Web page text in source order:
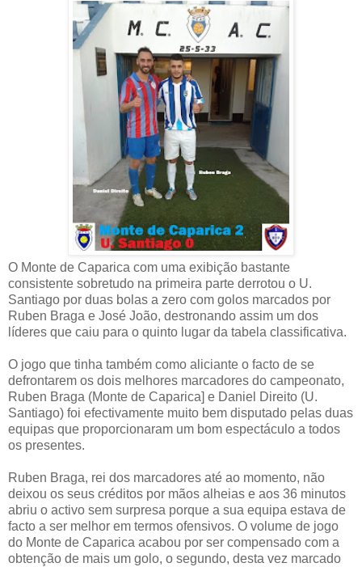
O Monte de Caparica com uma exibição bastante
consistente sobretudo na primeira parte derrotou o U.
Santiago por duas bolas a zero com golos marcados por
Ruben Braga e José João, destronando assim um dos
líderes que caiu para o quinto lugar da tabela classificativa.
O jogo que tinha também como aliciante o facto de se
defrontarem os dois melhores marcadores do campeonato,
Ruben Braga (Monte de Caparica] e Daniel Direito (U.
Santiago) foi efectivamente muito bem disputado pelas duas
equipas que proporcionaram um bom espectáculo a todos
os presentes.
Ruben Braga, rei dos marcadores até ao momento, não
deixou os seus créditos por mãos alheias e aos 36 minutos
abriu o activo sem surpresa porque a sua equipa estava de
facto a ser melhor em termos ofensivos. O volume de jogo
do Monte de Caparica acabou por ser compensado com a
obtenção de mais um golo, o segundo, desta vez marcado